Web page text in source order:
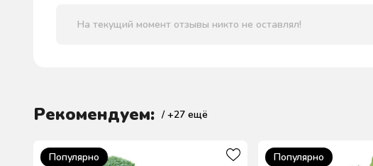
На текущий момент отзывы никто не оставлял!
Рекомендуем: / +27 ещё
Популярно Популярно